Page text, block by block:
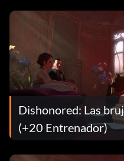
Dishonored: Las
(+20 Entrenador)